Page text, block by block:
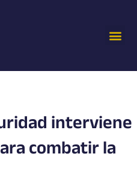
interviene
combatir la